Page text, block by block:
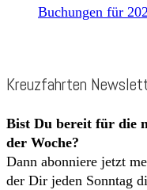
Buchungen für
Kreuzfahrten
Bist Du bereit für die
der Woche?
Dann abonniere jetzt
der Dir jeden Sonntag